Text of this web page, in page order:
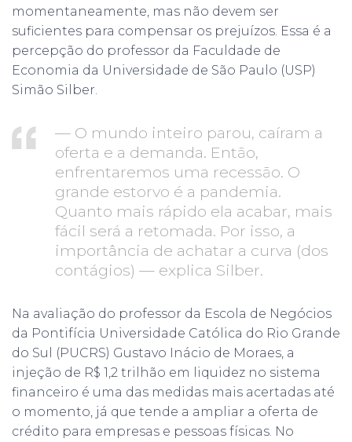
momentaneamente, mas não devem ser
suficientes para compensar os prejuízos. Essa é a
percepção do professor da Faculdade de
Economia da Universidade de São Paulo (USP)
Simão Silber.
— O mundo inteiro parou, caíram a
oferta e a demanda. Então,
enfrentaremos uma recessão. O
grande estorvo é a pandemia.
Quanto mais rápido ela acabar, mais
fácil será a retomada. Por isso, a
importância de achatar a curva (dos
contágios) — explica Silber.
Na avaliação do professor da Escola de Negócios
da Pontifícia Universidade Católica do Rio Grande
do Sul (PUCRS) Gustavo Inácio de Moraes, a
injeção de R$ 1,2 trilhão em liquidez no sistema
financeiro é uma das medidas mais acertadas até
o momento, já que tende a ampliar a oferta de
crédito para empresas e pessoas físicas. No